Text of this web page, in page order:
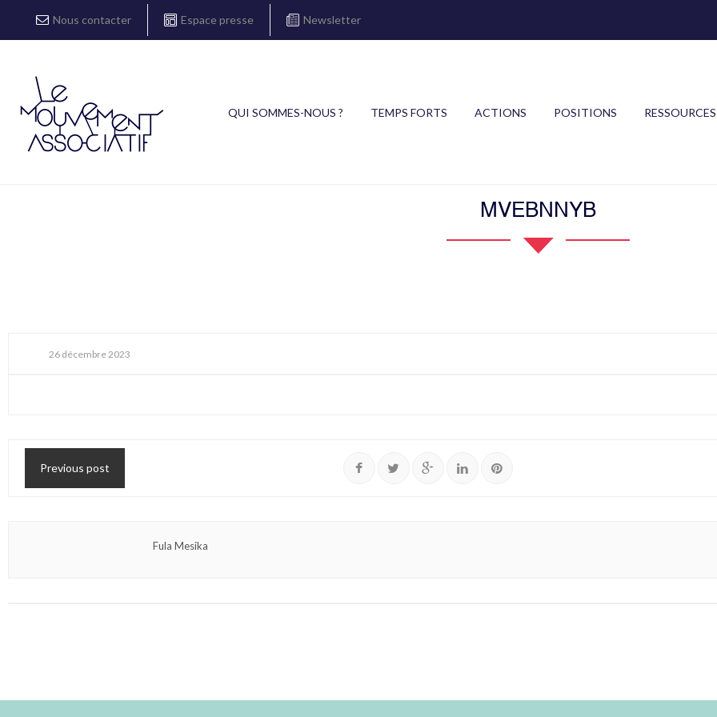
Nous contacter Espace presse Newsletter
QUI SOMMES-NOUS ? TEMPS FORTS ACTIONS POSITIONS RESSOURCES
MVEBNNYB
26 décembre 2023
Previous post
Fula Mesika